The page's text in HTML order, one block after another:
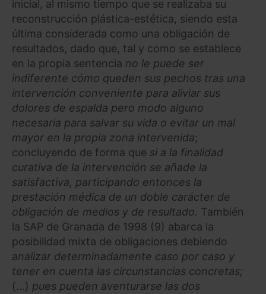
inicial, al mismo tiempo que se realizaba su
reconstrucción plástica-estética, siendo esta
última considerada como una obligación de
resultados, dado que, tal y como se establece
en la propia sentencia no le puede ser
indiferente cómo queden sus pechos tras una
intervención conveniente para aliviar sus
dolores de espalda pero modo alguno
necesaria para salvar su vida o evitar un mal
mayor en la propia zona intervenida;
concluyendo de forma que si a la finalidad
curativa de la intervención se añade la
satisfactiva, participando entonces la
prestación médica de un doble carácter de
obligación de medios y de resultado. También
la SAP de Granada de 1998 (9) abarca la
posibilidad mixta de obligaciones debiendo
analizar determinadamente caso por caso y
tener en cuenta las circunstancias concretas;
(…) pues pueden aventurarse las dos